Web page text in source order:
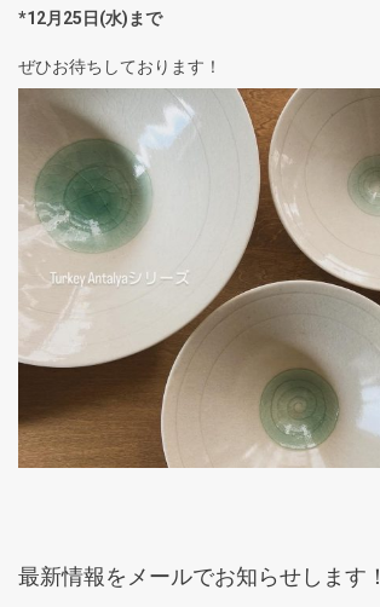
*12月25日(水)まで
ぜひお待ちしております！
最新情報をメールでお知らせします！